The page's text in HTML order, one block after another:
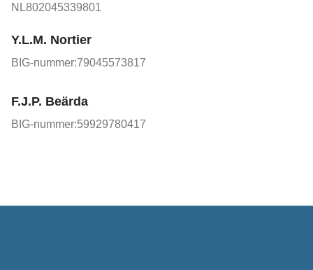
NL802045339801
Y.L.M. Nortier
BIG-nummer:79045573817
F.J.P. Beärda
BIG-nummer:59929780417